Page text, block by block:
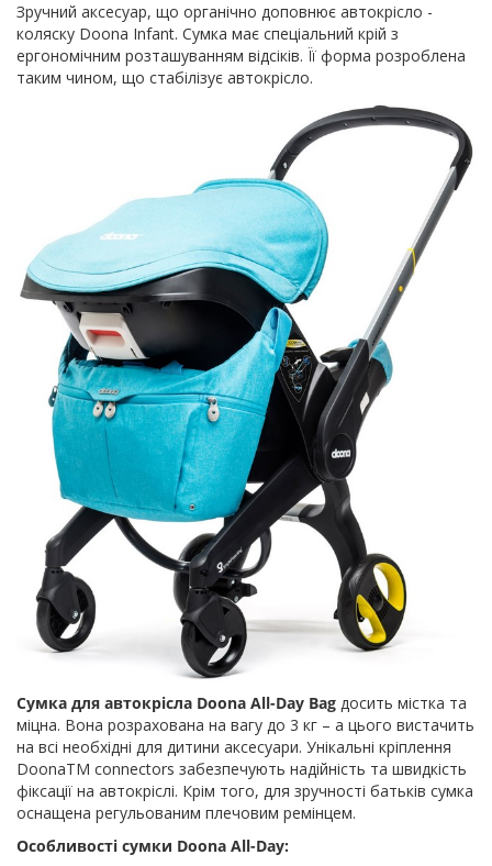
Зручний аксесуар, що органічно доповнює автокрісло -
коляску Doona Infant. Сумка має спеціальний крій з
ергономічним розташуванням відсіків. Її форма розроблена
таким чином, що стабілізує автокрісло.
Сумка для автокрісла Doona All-Day Bag досить містка та
міцна. Вона розрахована на вагу до 3 кг – а цього вистачить
на всі необхідні для дитини аксесуари. Унікальні кріплення
DoonaTM connectors забезпечують надійність та швидкість
фіксації на автокріслі. Крім того, для зручності батьків сумка
оснащена регульованим плечовим ремінцем.
Особливості сумки Doona All-Day: